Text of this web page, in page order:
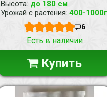
Высота: до 180 см
Урожай с растения: 400-1000г
6
Есть в наличии
Купить